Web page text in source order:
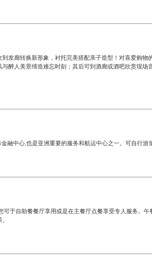
发廊转换新形象，衬托完美搭配亲子造型！对喜爱购物
醉人美景缔造难忘时刻；其后可到酒廊或酒吧欣赏现场
中心,也是亚洲重要的服务和航运中心之一。可自行游
于自助餐餐厅享用或是在主餐厅点餐享受专人服务。